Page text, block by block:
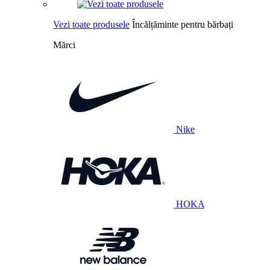
Vezi toate produsele Încălțăminte pentru bărbați
Mărci
Nike
HOKA